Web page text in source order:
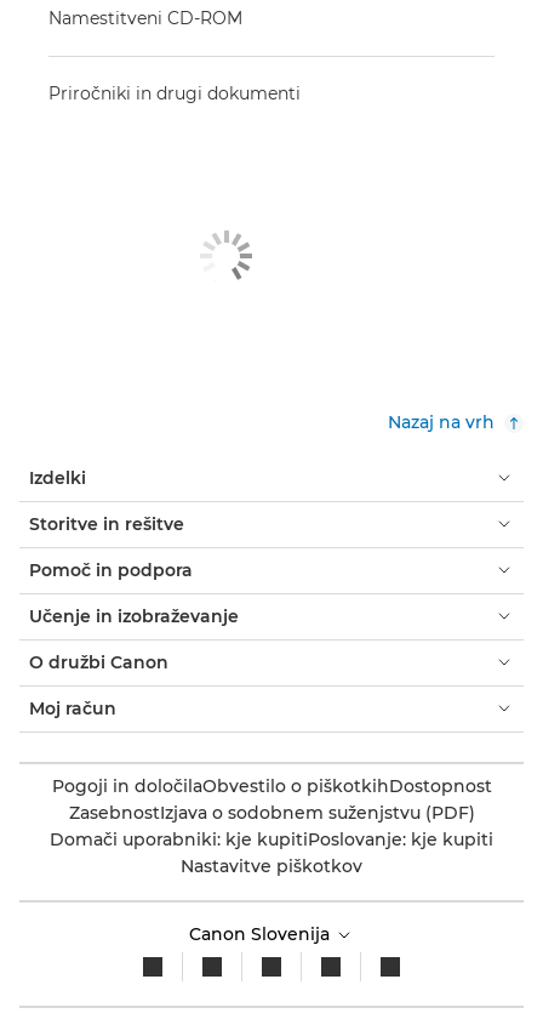
Namestitveni CD-ROM
Priročniki in drugi dokumenti
Nazaj na vrh
Izdelki
Storitve in rešitve
Pomoč in podpora
Učenje in izobraževanje
O družbi Canon
Moj račun
Pogoji in določilaObvestilo o piškotkihDostopnost
ZasebnostIzjava o sodobnem suženjstvu (PDF)
Domači uporabniki: kje kupitiPoslovanje: kje kupiti
Nastavitve piškotkov
Canon Slovenija